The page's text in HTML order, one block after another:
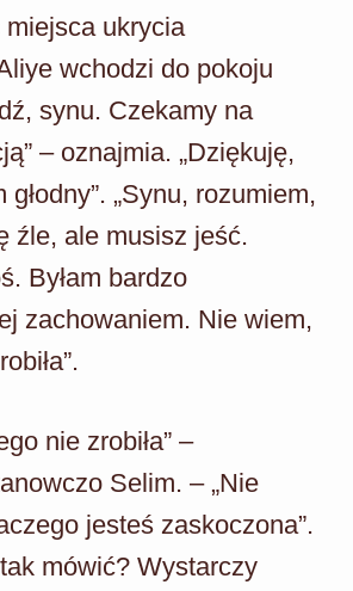
ukrycia
wchodzi do pokoju
synu. Czekamy na
– oznajmia. „Dziękuję,
„Synu, rozumiem,
źle, ale musisz jeść.
Byłam bardzo
zachowaniem. Nie wiem,
nie zrobiła” –
Selim. – „Nie
jesteś zaskoczona”.
mówić? Wystarczy